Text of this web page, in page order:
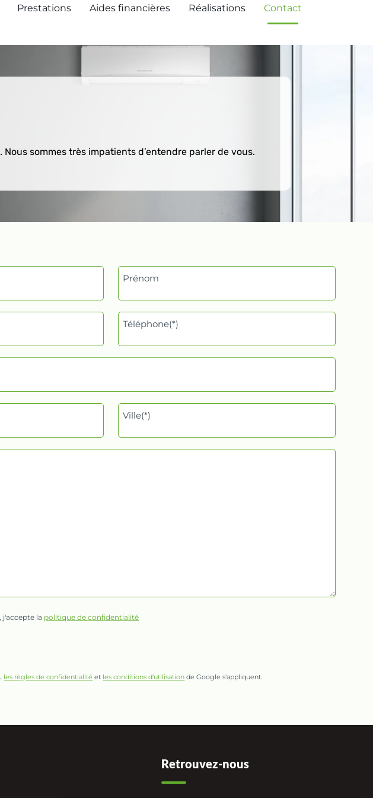
Prestations Aides financières Réalisations Contact
sommes très impatients d’entendre parler de vous.
Prénom
Téléphone(*)
Ville(*)
la politique de confidentialité
les règles de confidentialité et les conditions d'utilisation de Google s'appliquent.
Retrouvez-nous